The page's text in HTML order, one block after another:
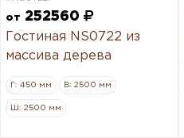
от
252560
Гостиная NS0722 из
массива дерева
Г: 450 мм В: 2500 мм
Ш: 2500 мм